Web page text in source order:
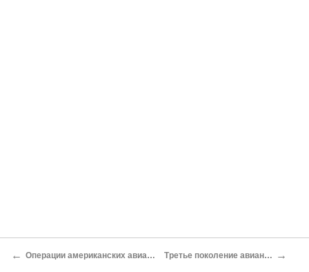
← Операции американских авианосцев Третье поколение авианосцев →